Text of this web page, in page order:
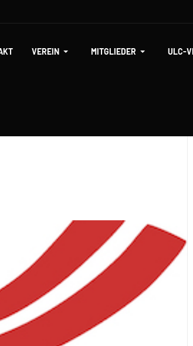
VEREIN MITGLIEDER ULC-